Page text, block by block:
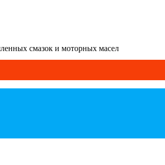
смазок и моторных масел